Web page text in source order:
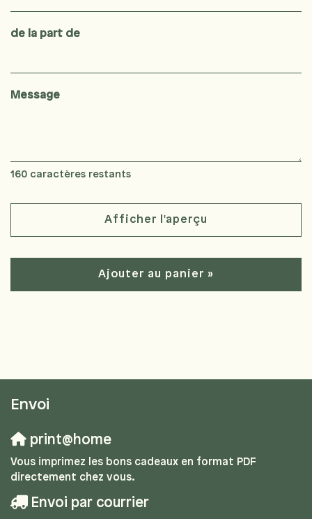
de la part de
Message
160 caractères restants
Afficher l'aperçu
Ajouter au panier »
Envoi
print@home
Vous imprimez les bons cadeaux en format PDF
directement chez vous.
Envoi par courrier